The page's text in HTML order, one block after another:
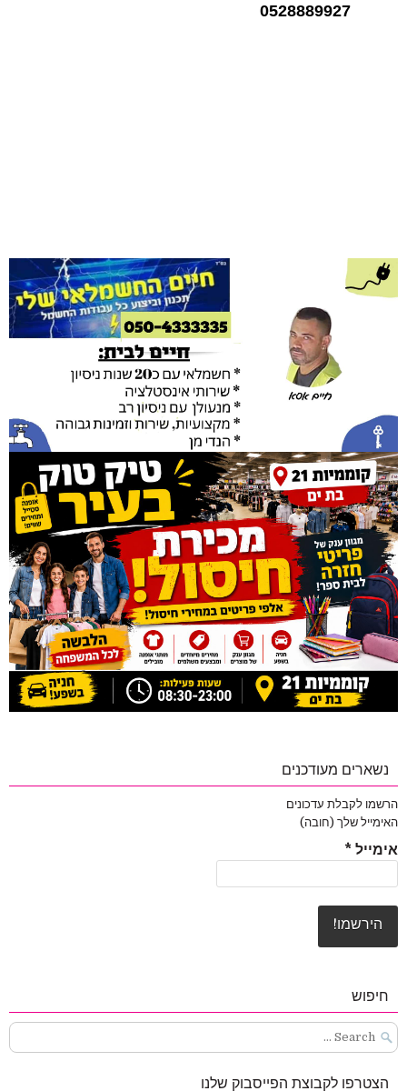
0528889927
נשארים מעודכנים
הרשמו לקבלת עדכונים
האימייל שלך (חובה)
אימייל *
חיפוש
Search
for:
הצטרפו לקבוצת הפייסבוק שלנו